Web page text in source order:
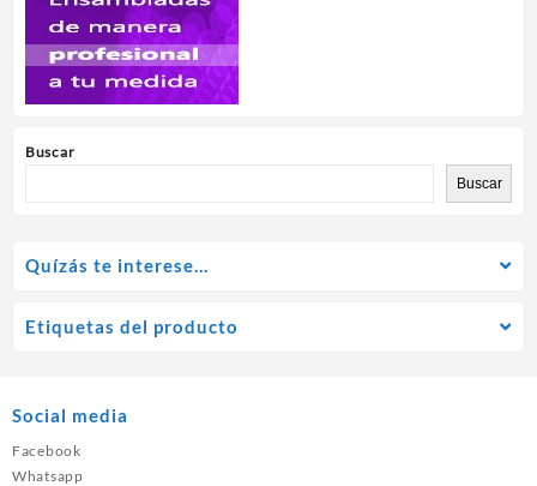
Buscar
Buscar
Quízás te interese…
Etiquetas del producto
Social media
Facebook
Whatsapp